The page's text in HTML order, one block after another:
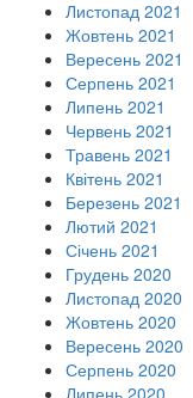
Листопад 2021
Жовтень 2021
Вересень 2021
Серпень 2021
Липень 2021
Червень 2021
Травень 2021
Квітень 2021
Березень 2021
Лютий 2021
Січень 2021
Грудень 2020
Листопад 2020
Жовтень 2020
Вересень 2020
Серпень 2020